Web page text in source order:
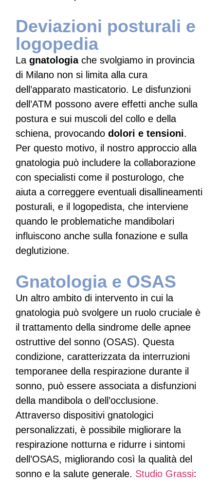
Deviazioni posturali e
logopedia
La gnatologiache svolgiamo in provincia
di Milano non si limita alla cura
dell’apparato masticatorio. Le disfunzioni
dell’ATM possono avere effetti anche sulla
postura e sui muscoli del collo e della
schiena, provocando dolori e tensioni.
Per questo motivo, il nostro approccio alla
gnatologia può includere la collaborazione
con specialisti come il posturologo, che
aiuta a correggere eventuali disallineamenti
posturali, e il logopedista, che interviene
quando le problematiche mandibolari
influiscono anche sulla fonazione e sulla
deglutizione.
Gnatologia e OSAS
Un altro ambito di intervento in cui la
gnatologia può svolgere un ruolo cruciale è
il trattamento della sindrome delle apnee
ostruttive del sonno (OSAS). Questa
condizione, caratterizzata da interruzioni
temporanee della respirazione durante il
sonno, può essere associata a disfunzioni
della mandibola o dell’occlusione.
Attraverso dispositivi gnatologici
personalizzati, è possibile migliorare la
respirazione notturna e ridurre i sintomi
dell’OSAS, migliorando così la qualità del
sonno e la salute generale. Studio Grassi: